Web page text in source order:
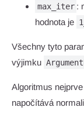
max_iter :
hodnota je
Všechny tyto
výjimku
Algoritmus
napočítává